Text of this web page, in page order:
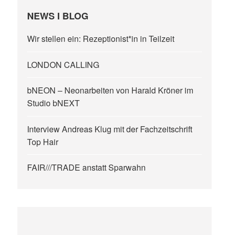
NEWS I BLOG
Wir stellen ein: Rezeptionist*in in Teilzeit
LONDON CALLING
bNEON – Neonarbeiten von Harald Kröner im
Studio bNEXT
Interview Andreas Klug mit der Fachzeitschrift
Top Hair
FAIR///TRADE anstatt Sparwahn